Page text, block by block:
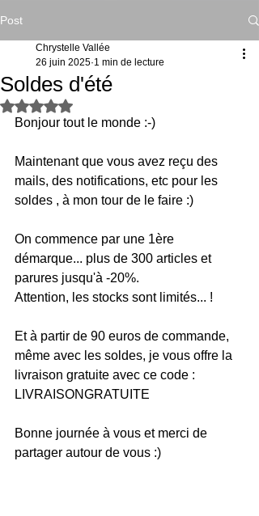
Post
Soldes d'été
Chrystelle Vallée
26 juin 2025 1 min de lecture
Noté NaN étoiles sur 5.
Bonjour tout le monde :-)
Maintenant que vous avez reçu des
mails, des notifications, etc pour les
soldes , à mon tour de le faire :)
On commence par une 1ère
démarque... plus de 300 articles et
parures jusqu'à -20%.
Attention, les stocks sont limités... !
Et à partir de 90 euros de commande,
même avec les soldes, je vous offre la
livraison gratuite avec ce code :
LIVRAISONGRATUITE
Bonne journée à vous et merci de
partager autour de vous :)